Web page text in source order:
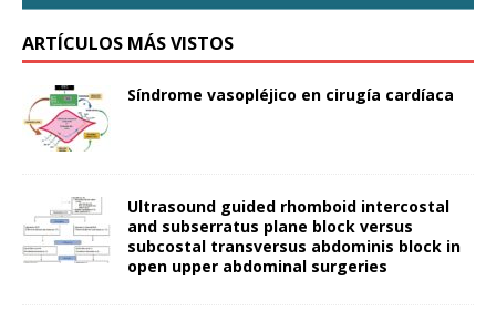
ARTÍCULOS MÁS VISTOS
Síndrome vasopléjico en cirugía cardíaca
Ultrasound guided rhomboid intercostal
and subserratus plane block versus
subcostal transversus abdominis block in
open upper abdominal surgeries